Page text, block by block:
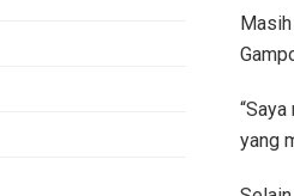
yang